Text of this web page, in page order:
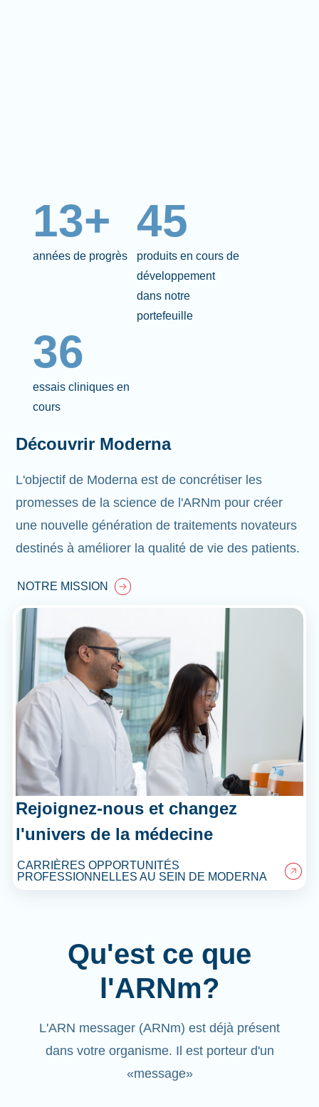
13+
années de progrès
45
produits en cours de
développement
dans notre
portefeuille
36
essais cliniques en
cours
Découvrir Moderna
L'objectif de Moderna est de concrétiser les
promesses de la science de l'ARNm pour créer
une nouvelle génération de traitements novateurs
destinés à améliorer la qualité de vie des patients.
NOTRE MISSION
Rejoignez-nous et changez
l'univers de la médecine
CARRIÈRES OPPORTUNITÉS
PROFESSIONNELLES AU SEIN DE MODERNA
Qu'est ce que
l'ARNm?
L'ARN messager (ARNm) est déjà présent
dans votre organisme. Il est porteur d'un
«message»